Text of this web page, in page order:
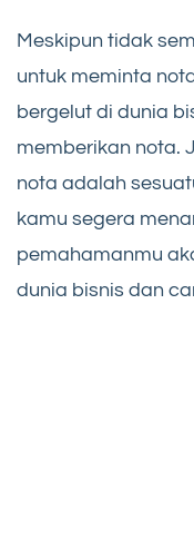
Meskipun tidak
untuk meminta
bergelut di dunia
memberikan nota.
nota adalah
kamu segera
pemahamanmu
dunia bisnis dan